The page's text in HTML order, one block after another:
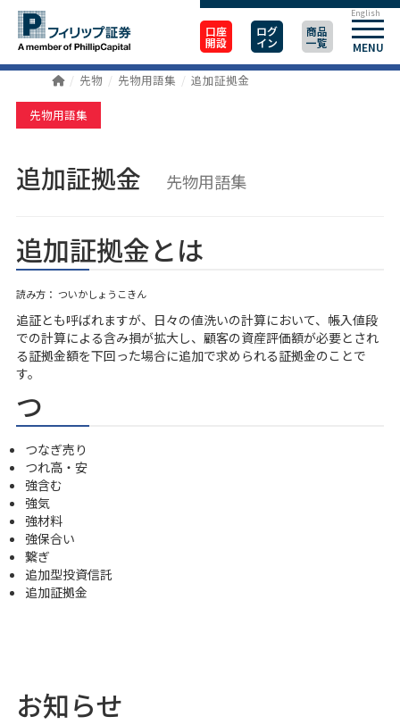
口座
開設
ログ
イン
商品
一覧 MENU
English
先物 先物用語集 追加証拠金
先物用語集
追加証拠金 先物用語集
追加証拠金とは
読み方： ついかしょうこきん
追証とも呼ばれますが、日々の値洗いの計算において、帳入値段
での計算による含み損が拡大し、顧客の資産評価額が必要とされ
る証拠金額を下回った場合に追加で求められる証拠金のことで
す。
つ
つなぎ売り
つれ高・安
強含む
強気
強材料
強保合い
繋ぎ
追加型投資信託
追加証拠金
お知らせ